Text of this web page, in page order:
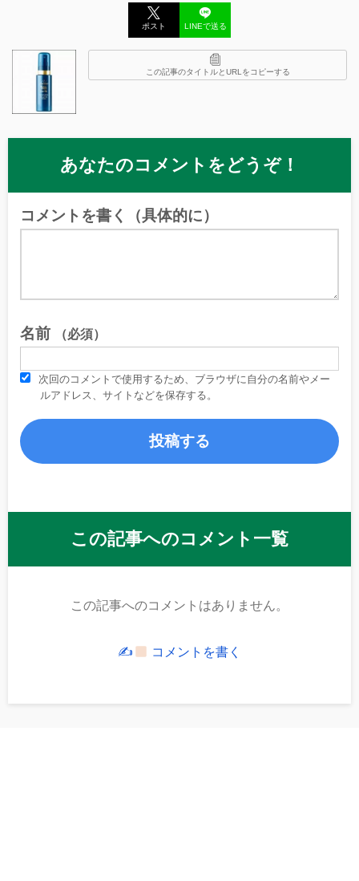
ポスト LINEで送る
この記事のタイトルとURLをコピーする
あなたのコメントをどうぞ！
コメントを書く（具体的に）
名前 （必須）
次回のコメントで使用するため、ブラウザに自分の名前やメー
ルアドレス、サイトなどを保存する。
この記事へのコメント一覧
この記事へのコメントはありません。
✍ コメントを書く